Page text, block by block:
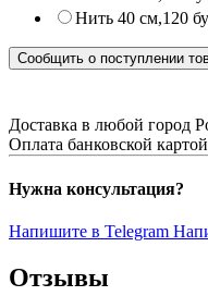
Нить 40 см,120
Сообщить о поступлении
Доставка в любой город
Оплата банковской
Нужна консультация?
Напишите в Telegram
Отзывы